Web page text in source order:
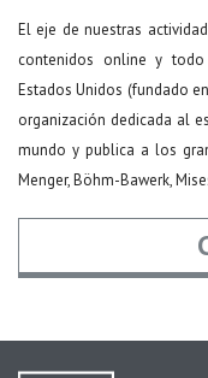
El eje de nuestras
contenidos online y
Estados Unidos (fundado
organización dedicada al
mundo y publica a los
Menger, Böhm-Bawerk,